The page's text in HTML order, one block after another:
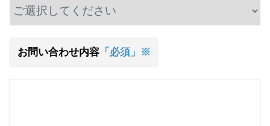
お問い合わせ内容「必須」※